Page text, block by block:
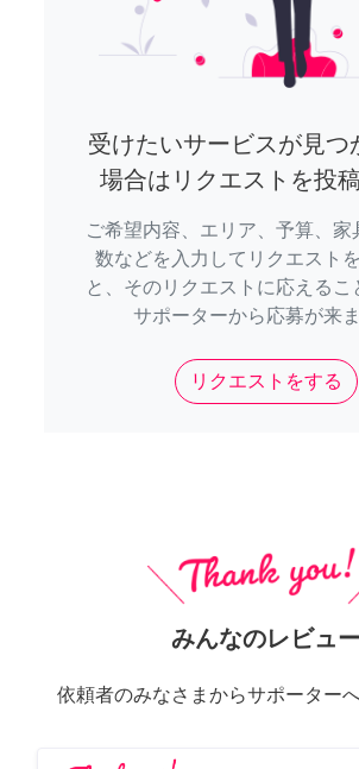
受けたいサービスが見つ
場合はリクエストを投
ご希望内容、エリア、予算、家
数などを入力してリクエスト
と、そのリクエストに応えるこ
サポーターから応募が来ま
リクエストをする
みんなのレビュー
依頼者のみなさまからサポーター